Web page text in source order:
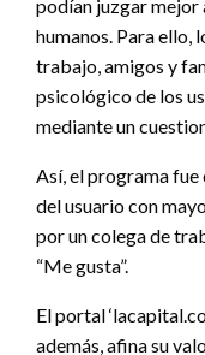
podían juzgar mejor
humanos. Para ello,
trabajo, amigos y
psicológico de los
mediante un
Así, el programa
del usuario con
por un colega de
“Me gusta”.
El portal
además, afina su